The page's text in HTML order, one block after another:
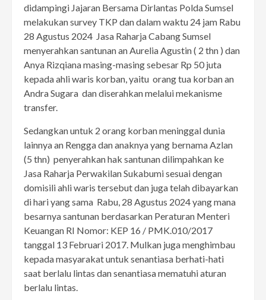
didampingi Jajaran Bersama Dirlantas Polda Sumsel
melakukan survey TKP dan dalam waktu 24 jam Rabu
28 Agustus 2024 Jasa Raharja Cabang Sumsel
menyerahkan santunan an Aurelia Agustin ( 2 thn ) dan
Anya Rizqiana masing-masing sebesar Rp 50 juta
kepada ahli waris korban, yaitu orang tua korban an
Andra Sugara dan diserahkan melalui mekanisme
transfer.
Sedangkan untuk 2 orang korban meninggal dunia
lainnya an Rengga dan anaknya yang bernama Azlan
(5 thn) penyerahkan hak santunan dilimpahkan ke
Jasa Raharja Perwakilan Sukabumi sesuai dengan
domisili ahli waris tersebut dan juga telah dibayarkan
di hari yang sama Rabu, 28 Agustus 2024 yang mana
besarnya santunan berdasarkan Peraturan Menteri
Keuangan RI Nomor: KEP 16 / PMK.010/2017
tanggal 13 Februari 2017. Mulkan juga menghimbau
kepada masyarakat untuk senantiasa berhati-hati
saat berlalu lintas dan senantiasa mematuhi aturan
berlalu lintas.